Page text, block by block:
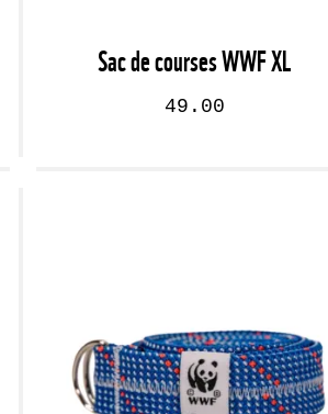
Sac de courses WWF XL
49.00